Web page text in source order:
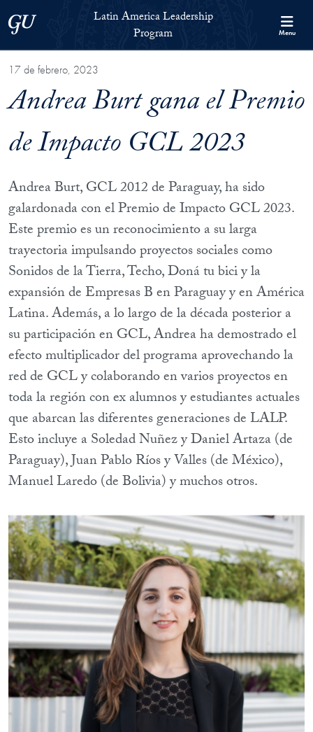
Skip to Latin America Leadership Program Full Site Menu
Georgetown UniversityLatin America Leadership
Program
Menu
17 de febrero, 2023
Andrea Burt gana el Premio
de Impacto GCL 2023
Andrea Burt, GCL 2012 de Paraguay, ha sido
galardonada con el Premio de Impacto GCL 2023.
Este premio es un reconocimiento a su larga
trayectoria impulsando proyectos sociales como
Sonidos de la Tierra, Techo, Doná tu bici y la
expansión de Empresas B en Paraguay y en América
Latina. Además, a lo largo de la década posterior a
su participación en GCL, Andrea ha demostrado el
efecto multiplicador del programa aprovechando la
red de GCL y colaborando en varios proyectos en
toda la región con ex alumnos y estudiantes actuales
que abarcan las diferentes generaciones de LALP.
Esto incluye a Soledad Nuñez y Daniel Artaza (de
Paraguay), Juan Pablo Ríos y Valles (de México),
Manuel Laredo (de Bolivia) y muchos otros.